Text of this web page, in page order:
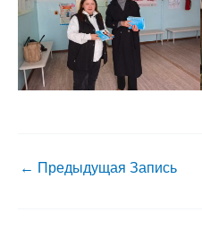
← Предыдущая Запись